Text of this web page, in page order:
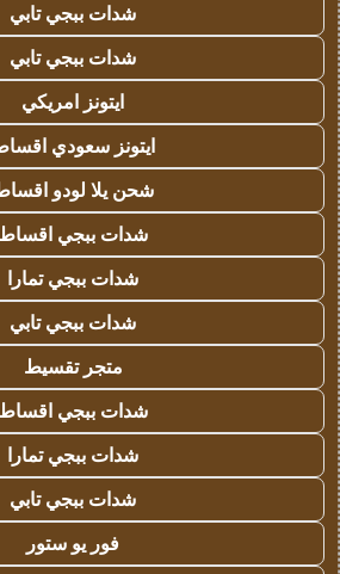
شدات ببجي تابي
شدات ببجي تابي
ايتونز امريكي
ايتونز سعودي
شحن يلا لودو
شدات ببجي اقساط
شدات ببجي تمارا
شدات ببجي تابي
متجر تقسيط
شدات ببجي اقساط
شدات ببجي تمارا
شدات ببجي تابي
فور يو ستور